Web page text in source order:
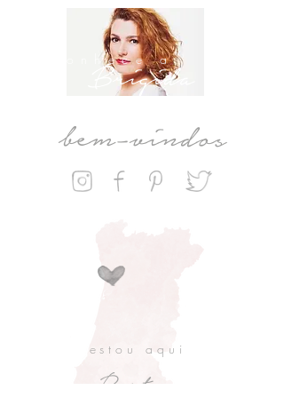
Brigida
conhece a
bem-vindos
estou aqui
Porto